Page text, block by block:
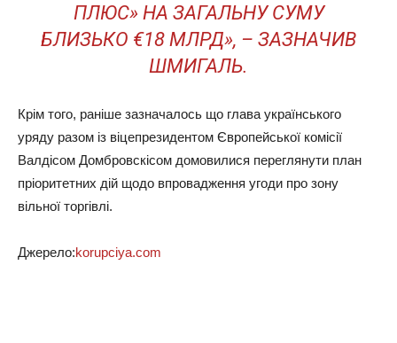
ПЛЮС» НА ЗАГАЛЬНУ СУМУ
БЛИЗЬКО €18 МЛРД», – ЗАЗНАЧИВ
ШМИГАЛЬ.
Крім того, раніше зазначалось що глава українського
уряду разом із віцепрезидентом Європейської комісії
Валдісом Домбровскісом домовилися переглянути план
пріоритетних дій щодо впровадження угоди про зону
вільної торгівлі.
Джерело:korupciya.com